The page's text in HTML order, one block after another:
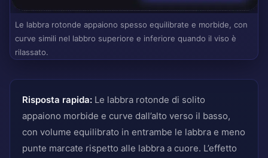
Le labbra rotonde appaiono spesso equilibrate e morbide, con
curve simili nel labbro superiore e inferiore quando il viso è
rilassato.
Risposta rapida: Le labbra rotonde di solito
appaiono morbide e curve dall’alto verso il basso,
con volume equilibrato in entrambe le labbra e meno
punte marcate rispetto alle labbra a cuore. L’effetto